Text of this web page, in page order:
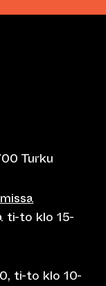
Turku
ti-to klo 15-
ti-to klo 10-